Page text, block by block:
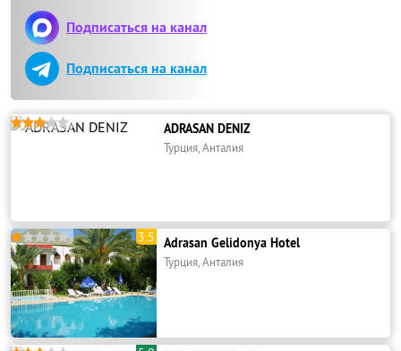
Подписаться на канал
Подписаться на канал
 ADRASAN DENIZ
Турция, Анталия
 3.5 Adrasan Gelidonya Hotel
Турция, Анталия